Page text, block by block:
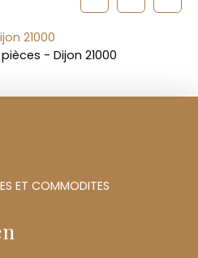
21000
- Dijon 21000
ET COMMODITES